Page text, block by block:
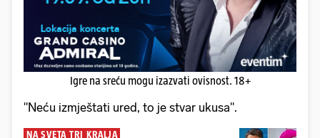
Igre na sreću mogu izazvati ovisnost. 18+
"Neću izmještati ured, to je stvar ukusa".
NA SVETA TRI KRALJA